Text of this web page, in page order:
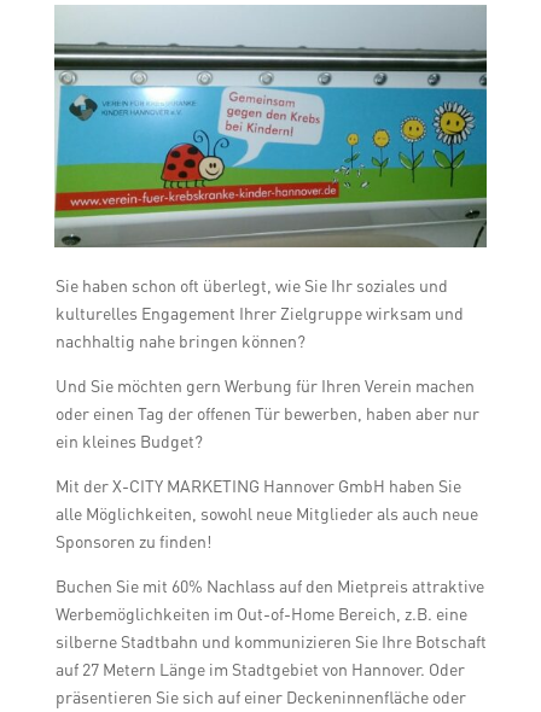
Sie haben schon oft überlegt, wie Sie Ihr soziales und
kulturelles Engagement Ihrer Zielgruppe wirksam und
nachhaltig nahe bringen können?
Und Sie möchten gern Werbung für Ihren Verein machen
oder einen Tag der offenen Tür bewerben, haben aber nur
ein kleines Budget?
Mit der X-CITY MARKETING Hannover GmbH haben Sie
alle Möglichkeiten, sowohl neue Mitglieder als auch neue
Sponsoren zu finden!
Buchen Sie mit 60% Nachlass auf den Mietpreis attraktive
Werbemöglichkeiten im Out-of-Home Bereich, z.B. eine
silberne Stadtbahn und kommunizieren Sie Ihre Botschaft
auf 27 Metern Länge im Stadtgebiet von Hannover. Oder
präsentieren Sie sich auf einer Deckeninnenfläche oder